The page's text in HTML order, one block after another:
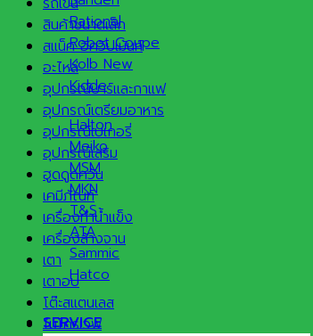
Rational
Robot Coupe
Kolb
Kidde
Halton
Meiko
MSM
MKN
T&S
ATA
Sammic
Hatco
SERVICE
สินค้าขนาดเล็ก
สแน็ค อีควิปเม้นท์
อะไหล่
อุปกรณ์บาร์และกาแฟ
อุปกรณ์เตรียมอาหาร
อุปกรณ์เบเกอรี่
อุปกรณ์เสริม
ฮูดดูดควัน
เคมีภัณฑ์
เครื่องทำน้ำแข็ง
เครื่องล้างจาน
เตา
เตาอบ
โต๊ะสแตนเลส
ไมโครเวฟ